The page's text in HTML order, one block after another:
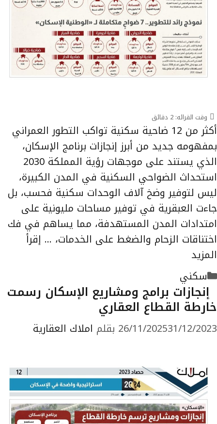
وقت القرائه: 2 دقائق
أكثر من 12 ضاحية سكنية تواكب التطور العمراني
بمفهومه جديد من أبرز إنجازات برنامج الإسكان،
الذي يستند على موجهات رؤية المملكة 2030
استحداث الضواحي السكنية في المدن الكبيرة،
ليس لتوفير وضخ آلاف الوحدات سكنية فحسب، بل
جاءت العبقرية في توفير مساحات مليونية على
امتدادات المدن المستهدفة، مما يساهم في فك
اختناقات الزحام والضغط على الخدمات، … إقرأ
المزيد
التصنيفات
سكني
إنجازات برامج ومشاريع الإسكان رسمت
خارطة القطاع العقاري
26/11/202531/12/2023 بقلم املاك العقارية